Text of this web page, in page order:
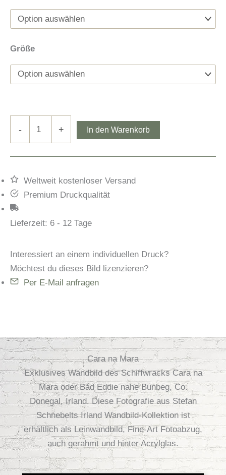
Größe
- + In den Warenkorb
Weltweit kostenloser Versand
Premium Druckqualität
Lieferzeit: 6 - 12 Tage
Interessiert an einem individuellen Druck?
Möchtest du dieses Bild lizenzieren?
Per E-Mail anfragen
Cara na Mara
Exklusives Wandbild des Schiffwracks Cara na
Mara oder Bád Eddie nahe Bunbeg, Co.
Donegal, Irland. Diese Fotografie aus Stefan
Schnebelts Irland Wandbild-Kollektion ist
erhältlich als Leinwandbild, Fine-Art Fotoabzug,
auch gerahmt und hinter Acrylglas.